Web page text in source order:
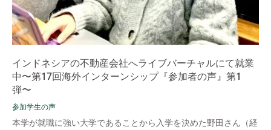
インドネシアの不動産会社へライブバーチャルにて就業
中〜第17回海外インターンシップ『参加者の声』第1
弾〜
参加学生の声
本学が就職に強い大学であることから入学を決めた野田さん（経